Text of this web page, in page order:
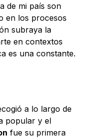
de mi país son
en los procesos
subraya la
en contextos
es una constante.
a lo largo de
popular y el
fue su primera